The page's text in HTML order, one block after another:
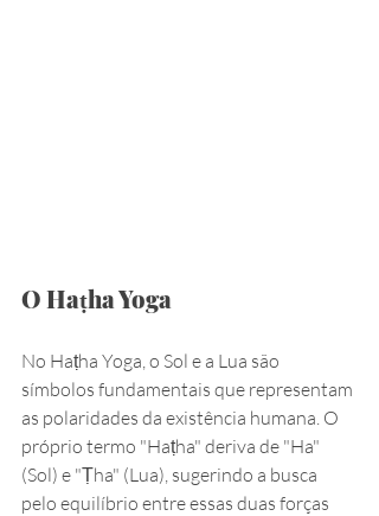
O Haṭha Yoga
No Haṭha Yoga, o Sol e a Lua são
símbolos fundamentais que representam
as polaridades da existência humana. O
próprio termo "Haṭha" deriva de "Ha"
(Sol) e "Ṭha" (Lua), sugerindo a busca
pelo equilíbrio entre essas duas forças